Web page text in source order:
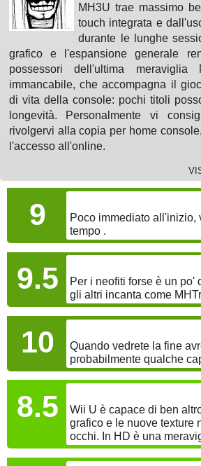
MH3U trae massimo
touch integrata e
durante le lunghe
grafico e l'espansione generale
possessori dell'ultima
immancabile, che accompagna il
di vita della console: pochi titoli
longevità. Personalmente vi
rivolgervi alla copia per home
l'accesso all'online.
9
Poco immediato all'inizio,
tempo .
9.5
Per i neofiti forse è un po'
gli altri incanta come
10
Quando vedrete la fine
probabilmente qualche
8.5
Wii U è capace di ben
grafico e le nuove texture
occhi. In HD è una